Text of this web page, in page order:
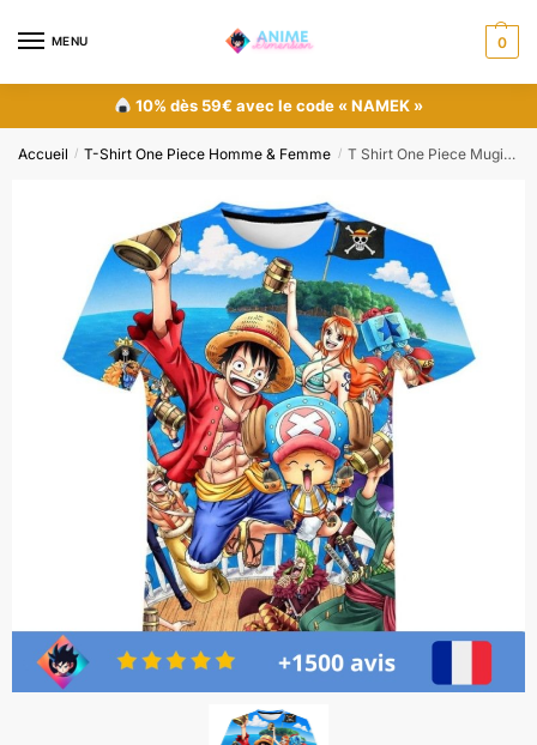
MENU 0
10% dès 59€ avec le code « NAMEK »
Accueil / T-Shirt One Piece Homme & Femme / T Shirt One Piece Mugiwara Dressrosa